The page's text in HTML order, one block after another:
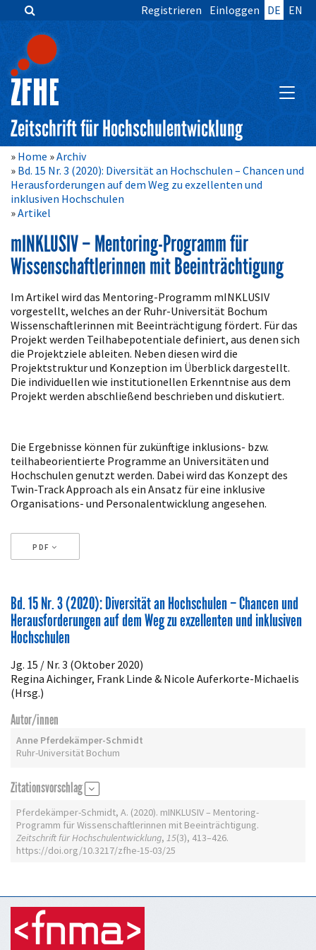
Zum
springen
Hauptnavigation
Inhalt
Sidebar
Registrieren Einloggen DE EN
Zeitschrift für Hochschulentwicklung
Home
Archiv
Bd. 15 Nr. 3 (2020): Diversität an Hochschulen – Chancen und
Herausforderungen auf dem Weg zu exzellenten und
inklusiven Hochschulen
Artikel
mINKLUSIV – Mentoring-Programm für
Wissenschaftlerinnen mit Beeinträchtigung
Artikelinhalt
Im Artikel wird das Mentoring-Programm mINKLUSIV
vorgestellt, welches an der Ruhr-Universität Bochum
Wissenschaftlerinnen mit Beeinträchtigung fördert. Für das
Projekt werden Teilhabepotentiale definiert, aus denen sich
die Projektziele ableiten. Neben diesen wird die
Projektstruktur und Konzeption im Überblick dargestellt.
Die individuellen wie institutionellen Erkenntnise aus dem
Projekt werden abschließend beschrieben und diskutiert.
Die Ergebnisse können für zukünftige inklusions- bzw.
teilhabeorientierte Programme an Universitäten und
Hochschulen genutzt werden. Dabei wird das Konzept des
Twin-Track Approach als ein Ansatz für eine inklusive
Organisations- und Personalentwicklung angesehen.
PDF
Bd. 15 Nr. 3 (2020): Diversität an Hochschulen – Chancen und
Herausforderungen auf dem Weg zu exzellenten und inklusiven
Hochschulen
Jg. 15 / Nr. 3 (Oktober 2020)
Regina Aichinger, Frank Linde & Nicole Auferkorte-Michaelis
(Hrsg.)
Autor/innen
Anne Pferdekämper-Schmidt
Ruhr-Universität Bochum
Zitationsvorschlag
Pferdekämper-Schmidt, A. (2020). mINKLUSIV – Mentoring-
Programm für Wissenschaftlerinnen mit Beeinträchtigung.
Zeitschrift für Hochschulentwicklung, 15(3), 413–426.
https://doi.org/10.3217/zfhe-15-03/25